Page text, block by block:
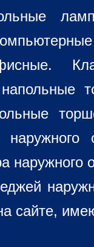
наружного
сайте,